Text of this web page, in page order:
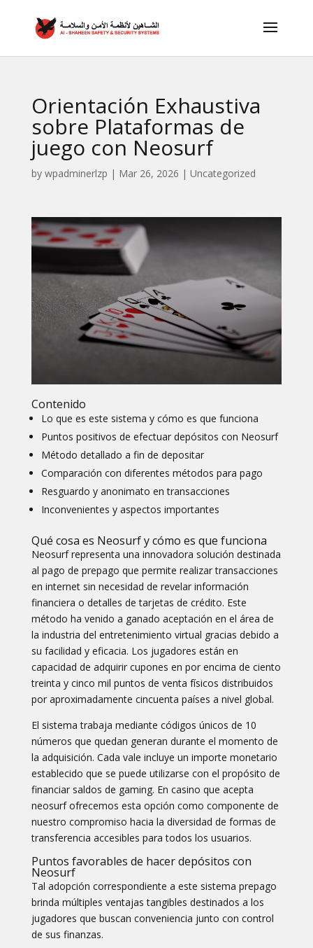
Orientación Exhaustiva
sobre Plataformas de
juego con Neosurf
by wpadminerlzp | Mar 26, 2026 | Uncategorized
Contenido
Lo que es este sistema y cómo es que funciona
Puntos positivos de efectuar depósitos con Neosurf
Método detallado a fin de depositar
Comparación con diferentes métodos para pago
Resguardo y anonimato en transacciones
Inconvenientes y aspectos importantes
Qué cosa es Neosurf y cómo es que funciona
Neosurf representa una innovadora solución destinada
al pago de prepago que permite realizar transacciones
en internet sin necesidad de revelar información
financiera o detalles de tarjetas de crédito. Este
método ha venido a ganado aceptación en el área de
la industria del entretenimiento virtual gracias debido a
su facilidad y eficacia. Los jugadores están en
capacidad de adquirir cupones en por encima de ciento
treinta y cinco mil puntos de venta físicos distribuidos
por aproximadamente cincuenta países a nivel global.
El sistema trabaja mediante códigos únicos de 10
números que quedan generan durante el momento de
la adquisición. Cada vale incluye un importe monetario
establecido que se puede utilizarse con el propósito de
financiar saldos de gaming. En casino que acepta
neosurfofrecemos esta opción como componente de
nuestro compromiso hacia la diversidad de formas de
transferencia accesibles para todos los usuarios.
Puntos favorables de hacer depósitos con
Neosurf
Tal adopción correspondiente a este sistema prepago
brinda múltiples ventajas tangibles destinados a los
jugadores que buscan conveniencia junto con control
de sus finanzas.